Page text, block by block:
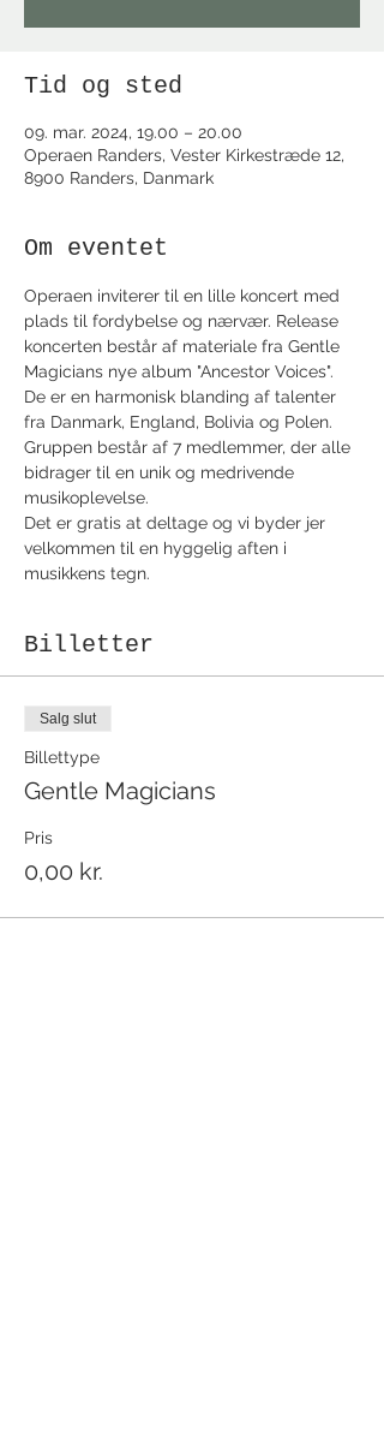
Tid og sted
09. mar. 2024, 19.00 – 20.00
Operaen Randers, Vester Kirkestræde 12,
8900 Randers, Danmark
Om eventet
Operaen inviterer til en lille koncert med
plads til fordybelse og nærvær. Release
koncerten består af materiale fra Gentle
Magicians nye album "Ancestor Voices".
De er en harmonisk blanding af talenter
fra Danmark, England, Bolivia og Polen.
Gruppen består af 7 medlemmer, der alle
bidrager til en unik og medrivende
musikoplevelse.
Det er gratis at deltage og vi byder jer
velkommen til en hyggelig aften i
musikkens tegn.
Billetter
Salg slut
Billettype
Gentle Magicians
Pris
0,00 kr.